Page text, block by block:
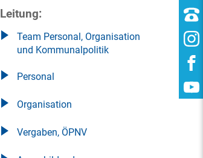
Leitung:
Team Personal, Organisation
und Kommunalpolitik
Personal
Organisation
Vergaben, ÖPNV